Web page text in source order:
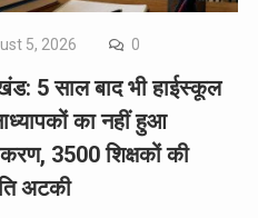
5, 2026 0
5 साल बाद भी हाईस्कूल
का नहीं हुआ
3500 शिक्षकों की
अटकी